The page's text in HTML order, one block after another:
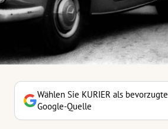
Untermenü
Untermenü
Untermenü
Untermenü
Untermenü
Wählen Sie KURIER als bevorzugte
Google-Quelle